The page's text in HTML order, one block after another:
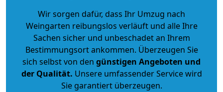
Wir sorgen dafür, dass Ihr Umzug nach
Weingarten reibungslos verläuft und alle Ihre
Sachen sicher und unbeschadet an Ihrem
Bestimmungsort ankommen. Überzeugen Sie
sich selbst von den günstigen Angeboten und
der Qualität. Unsere umfassender Service wird
Sie garantiert überzeugen.